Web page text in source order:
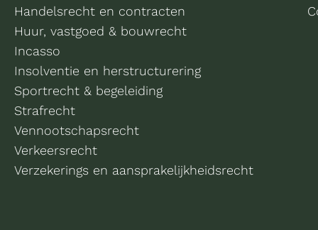
Handelsrecht en contracten
Huur, vastgoed & bouwrecht
Incasso
Insolventie en herstructurering
Sportrecht & begeleiding
Strafrecht
Vennootschapsrecht
Verkeersrecht
Verzekerings en aansprakelijkheidsrecht